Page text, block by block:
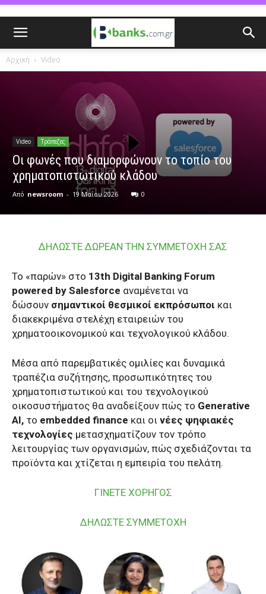
Αρχική Video
Video Τράπεζες
Οι φωνές που διαμορφώνουν το τοπίο του
χρηματοπιστωτικού κλάδου
Από newsroom - 19 Μαΐου 2026 0
ΔΗΛΩΣΤΕ ΔΩΡΕΑΝ ΤΗΝ ΣΥΜΜΕΤΟΧΗ ΣΑΣ
Το «παρών» στο 13th Digital Banking Forum
powered by Salesforce αναμένεται να
δώσουν σημαντικοί θεσμικοί εκπρόσωποι και
διακεκριμένα στελέχη εταιρειών του
χρηματοοικονομικού και τεχνολογικού κλάδου.
Μέσα από παρεμβατικές ομιλίες και δυναμικά
τραπέζια συζήτησης, προσωπικότητες του
χρηματοπιστωτικού και του τεχνολογικού
οικοσυστήματος θα αναδείξουν πώς το Generative
AI, το embedded finance και οι νέες ψηφιακές
τεχνολογίες μετασχηματίζουν τον τρόπο
λειτουργίας των οργανισμών, πώς σχεδιάζονται τα
προϊόντα και χτίζεται η εμπειρία του πελάτη.
ΓΙΝΕΤΕ ΧΟΡΗΓΟΣ
ΔΗΛΩΣΤΕ ΣΥΜΜΕΤΟΧΗ